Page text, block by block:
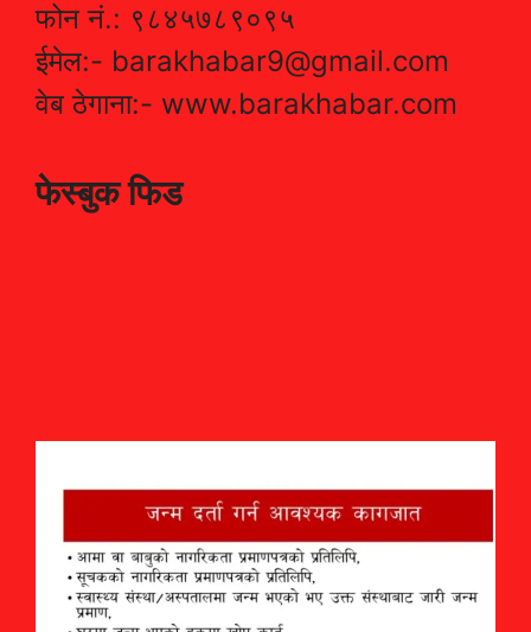
फोन नं.: ९८४५७८९०९५
ईमेल:- barakhabar9@gmail.com
वेब ठेगाना:- www.barakhabar.com
फेस्बुक फिड